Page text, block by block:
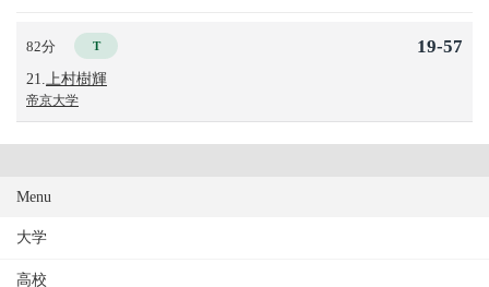
82分 T
21. 上村樹輝
帝京大学
19-57
Menu
大学
高校